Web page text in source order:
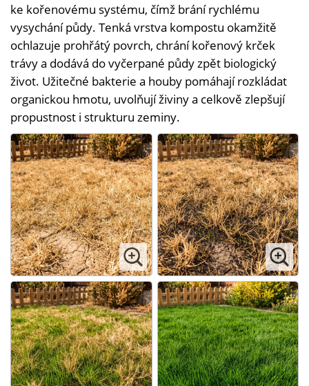
ke kořenovému systému, čímž brání rychlému
vysychání půdy. Tenká vrstva kompostu okamžitě
ochlazuje prohřátý povrch, chrání kořenový krček
trávy a dodává do vyčerpané půdy zpět biologický
život. Užitečné bakterie a houby pomáhají rozkládat
organickou hmotu, uvolňují živiny a celkově zlepšují
propustnost i strukturu zeminy.